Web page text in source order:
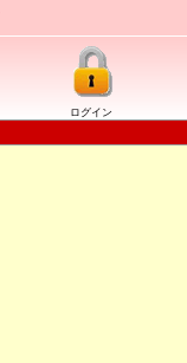
ログイン